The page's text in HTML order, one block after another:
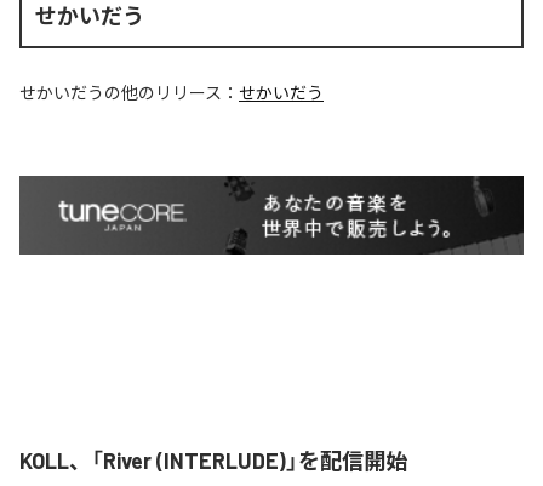
せかいだう
せかいだう の他のリリース： せかいだう
KOLL、「River (INTERLUDE)」を配信開始